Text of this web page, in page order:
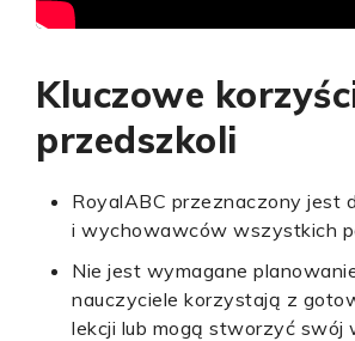
Kluczowe
przedszkoli
RoyalABC przeznaczony jest
i wychowawców wszystkich
Nie jest wymagane
nauczyciele korzystają z
lekcji lub mogą stworzyć swój